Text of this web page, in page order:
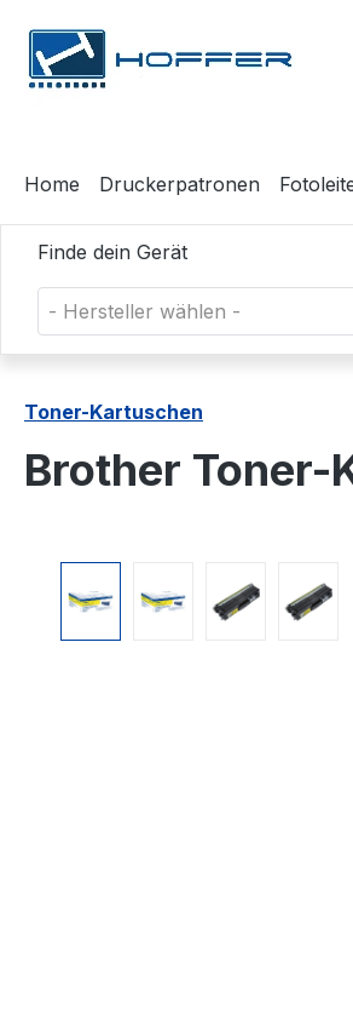
Hauptinhalt springen
Zur Suche springen
Zur Hauptnavigation springen
Home Druckerpatronen
Finde dein Gerät
- Hersteller wählen -
Toner-Kartuschen
Brother Toner-